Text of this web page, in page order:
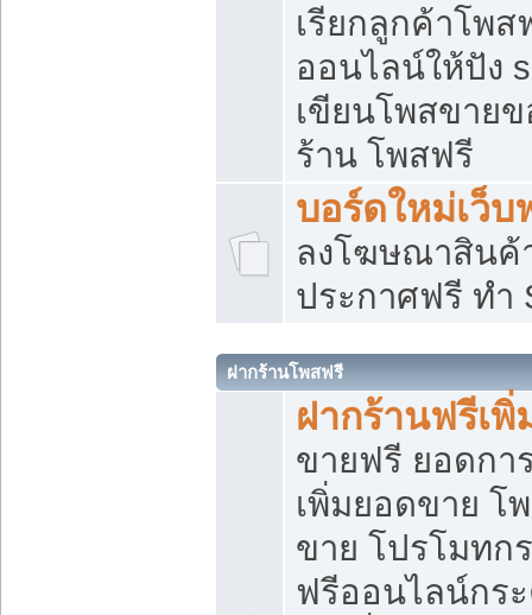
เรียกลูกค้าโพส
ออนไลน์ให้ปัง
เขียนโพสขาย
ร้าน โพสฟรี
บอร์ดใหม่เว็บ
ลงโฆษณาสิน
ประกาศฟรี ทำ
ฝากร้านโพสฟรี
ฝากร้านฟรีเ
ขายฟรี ยอดกา
เพิ่มยอดขาย โ
ขาย โปรโมทก
ฟรีออนไลน์กร